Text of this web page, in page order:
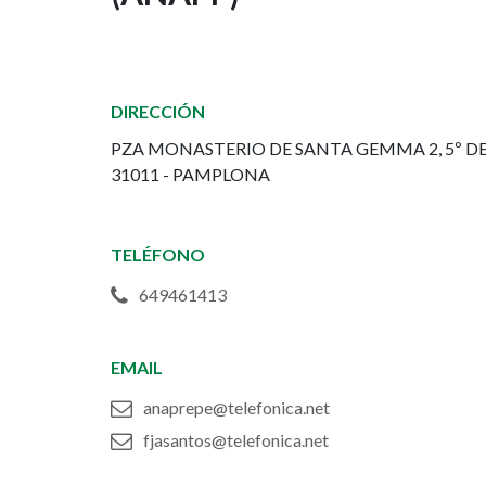
Prejubilados
y
Pensionistas
(ANAPP)
DIRECCIÓN
PZA MONASTERIO DE SANTA GEMMA 2, 5º
31011 - PAMPLONA
TELÉFONO
649461413
EMAIL
anaprepe@telefonica.net
fjasantos@telefonica.net